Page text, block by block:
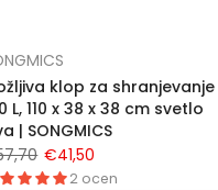
klop za shranjevanje
L, 110 x 38 x 38 cm svetlo
| SONGMICS
€41,50
2 ocen